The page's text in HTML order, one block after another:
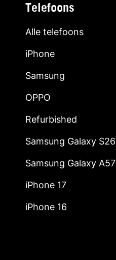
Telefoons
Alle telefoons
iPhone
Samsung
OPPO
Refurbished
Samsung Galaxy S26
Samsung Galaxy A57
iPhone 17
iPhone 16